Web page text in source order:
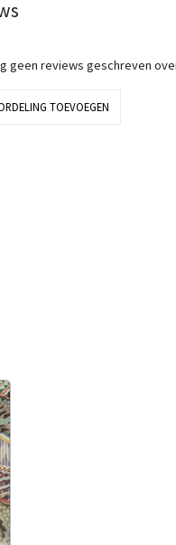
geen reviews geschreven
TOEVOEGEN